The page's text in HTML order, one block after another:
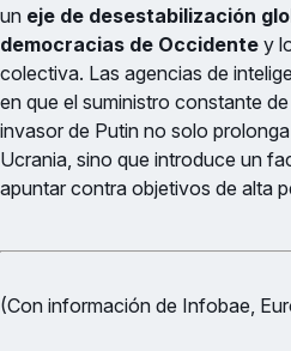
un eje de desestabilización
democracias de Occidente y
colectiva. Las agencias de
en que el suministro constante
invasor de Putin no solo
Ucrania, sino que introduce un
apuntar contra objetivos de alta
(Con información de Infobae,